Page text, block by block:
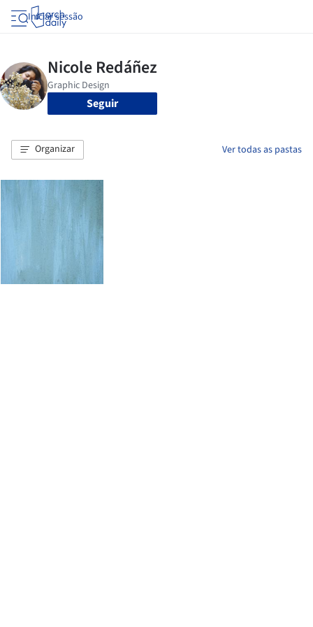
Iniciar sessão
Seguir
Organizar Ver todas as pastas